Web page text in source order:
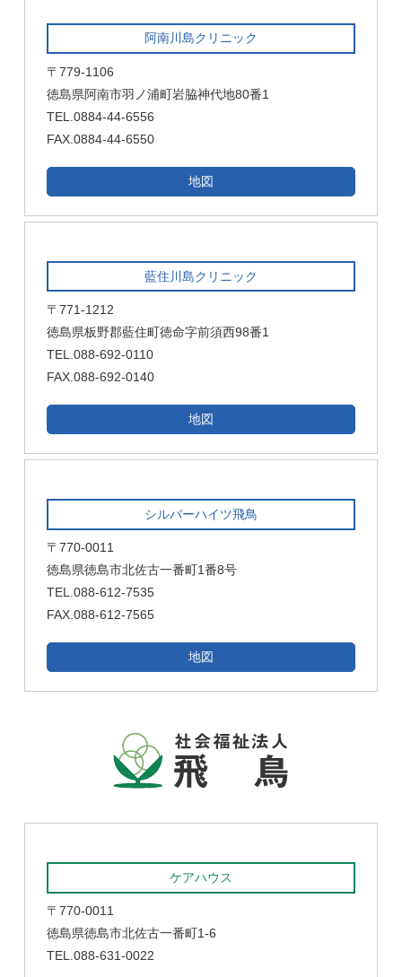
阿南川島クリニック
〒779-1106
徳島県阿南市羽ノ浦町岩脇神代地80番1
TEL.0884-44-6556
FAX.0884-44-6550
地図
藍住川島クリニック
〒771-1212
徳島県板野郡藍住町徳命字前須西98番1
TEL.088-692-0110
FAX.088-692-0140
地図
シルバーハイツ飛鳥
〒770-0011
徳島県徳島市北佐古一番町1番8号
TEL.088-612-7535
FAX.088-612-7565
地図
ケアハウス
〒770-0011
徳島県徳島市北佐古一番町1-6
TEL.088-631-0022